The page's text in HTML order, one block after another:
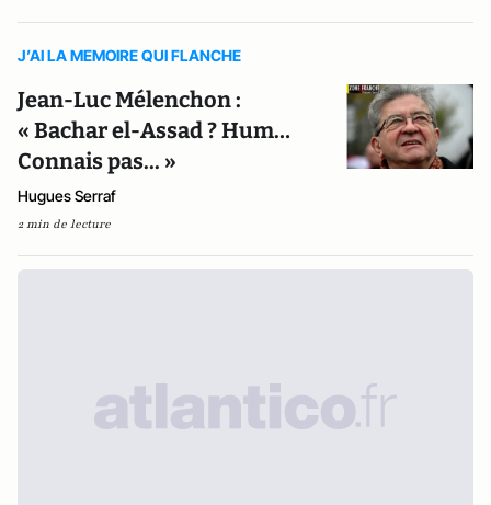
J’AI LA MEMOIRE QUI FLANCHE
Jean-Luc Mélenchon :
« Bachar el-Assad ? Hum…
Connais pas... »
Hugues Serraf
2 min de lecture